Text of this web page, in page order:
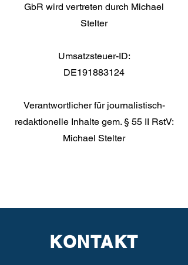
GbR wird vertreten durch Michael
Stelter
Umsatzsteuer-ID:
DE191883124
Verantwortlicher für journalistisch-
redaktionelle Inhalte gem. § 55 II RstV:
Michael Stelter
KONTAKT